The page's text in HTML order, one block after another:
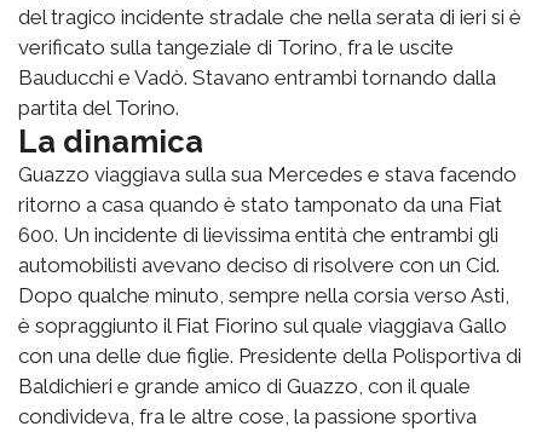
del tragico incidente stradale che nella serata di ieri si è
verificato sulla tangeziale di Torino, fra le uscite
Bauducchi e Vadò. Stavano entrambi tornando dalla
partita del Torino.
La dinamica
Guazzo viaggiava sulla sua Mercedes e stava facendo
ritorno a casa quando è stato tamponato da una Fiat
600. Un incidente di lievissima entità che entrambi gli
automobilisti avevano deciso di risolvere con un Cid.
Dopo qualche minuto, sempre nella corsia verso Asti,
è sopraggiunto il Fiat Fiorino sul quale viaggiava Gallo
con una delle due figlie. Presidente della Polisportiva di
Baldichieri e grande amico di Guazzo, con il quale
condivideva, fra le altre cose, la passione sportiva